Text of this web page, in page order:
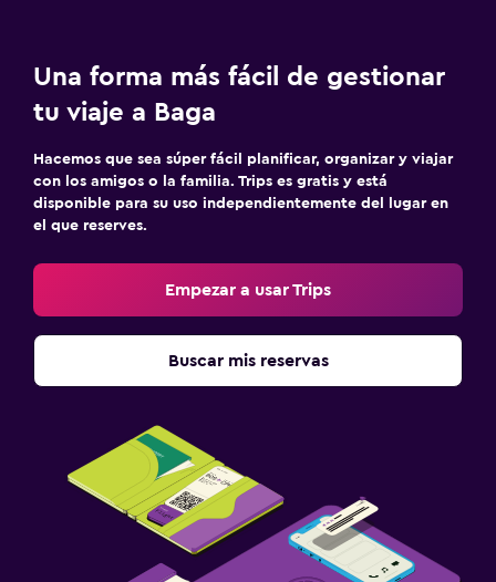
Una forma más fácil de gestionar
tu viaje a Baga
Hacemos que sea súper fácil planificar, organizar y viajar
con los amigos o la familia. Trips es gratis y está
disponible para su uso independientemente del lugar en
el que reserves.
Empezar a usar Trips
Buscar mis reservas